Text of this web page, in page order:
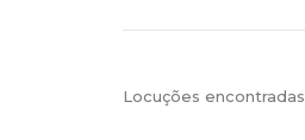
Locuções encontradas